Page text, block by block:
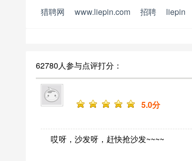
猎聘网
www.liepin.com 招聘 liepin
62780人参与点评打分：
5.0分
哎呀，沙发呀，赶快抢沙发~~~~